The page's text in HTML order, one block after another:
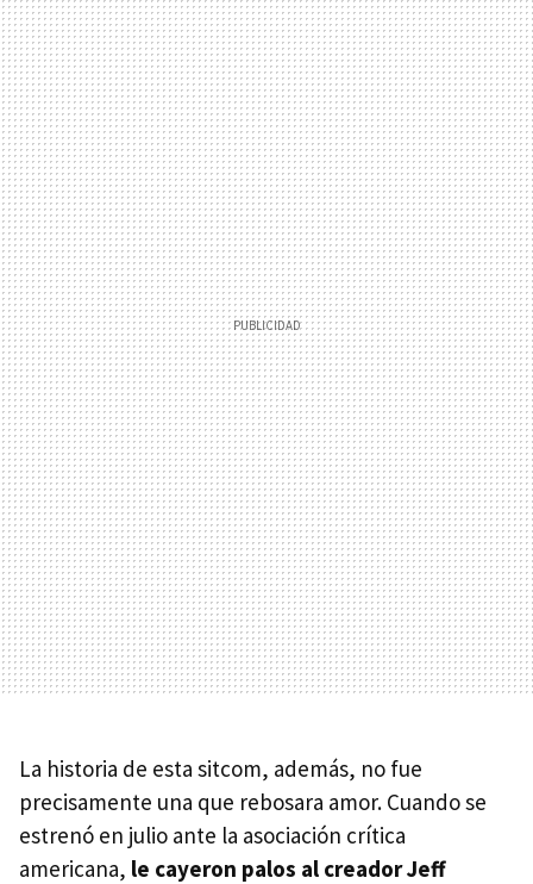
La historia de esta sitcom, además, no fue
precisamente una que rebosara amor. Cuando se
estrenó en julio ante la asociación crítica
americana, le cayeron palos al creador Jeff